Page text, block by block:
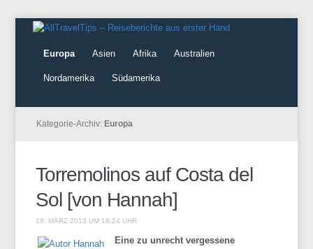
Europa Asien Afrika Australien
Nordamerika Südamerika
Kategorie-Archiv: Europa
Torremolinos auf Costa del
Sol [von Hannah]
18. MÄRZ 2013 UM 18:24 UHR
Eine zu unrecht vergessene